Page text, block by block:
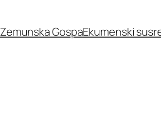
Zemunska GospaEkumenski